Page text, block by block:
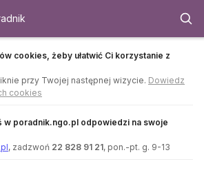
cookies, żeby ułatwić Ci korzystanie z
przy Twojej następnej wizycie. Dowiedz
cookies
w poradnik.ngo.pl odpowiedzi na swoje
, zadzwoń 22 828 91 21, pon.-pt. g. 9-13